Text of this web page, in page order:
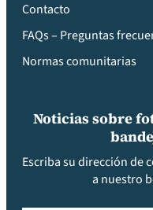
Contacto
FAQs – Preguntas
Normas comunitarias
Noticias sobre
Escriba su dirección de
a nuestro